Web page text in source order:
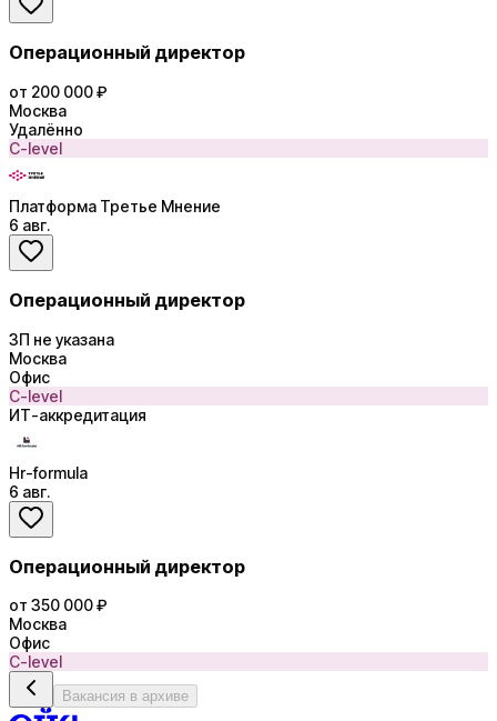
Операционный директор
от 200 000 ₽
Москва
Удалённо
C-level
Платформа Третье Мнение
6 авг.
Операционный директор
ЗП не указана
Москва
Офис
C-level
ИТ-аккредитация
Hr-formula
6 авг.
Операционный директор
от 350 000 ₽
Москва
Офис
C-level
Вакансия в архиве